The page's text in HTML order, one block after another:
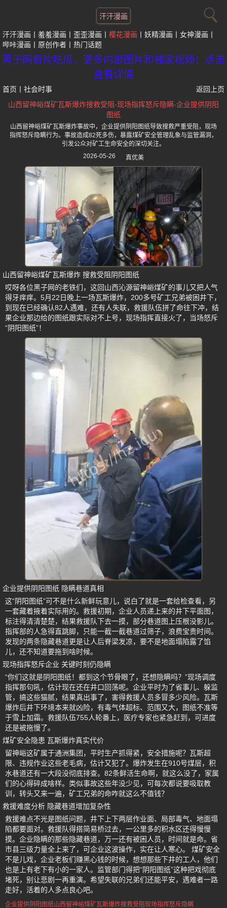
汗汗漫画
汗汗漫画 羞羞漫画 歪歪漫画 樱花漫画 妖精漫画
女神漫画
哔咔漫画
原创作者 热门话题
黑子网看片吃瓜，更多内部图片和独家视频：点击
查看详情
首页 社会时事
返回上页
山西留神峪煤矿瓦斯爆炸搜救受阻-现场指挥怒斥隐瞒-企业提供阴阳
图纸
山西留神峪煤矿瓦斯爆炸事故中，企业提供阴阳图纸导致搜救严重受阻，现场
指挥怒斥隐瞒行为。事故造成82死多伤，暴露煤矿安全管理乱象与监管漏洞，
引发公众对矿工生命安全的深切关注。
2026-05-26
真优美
山西留神峪煤矿瓦斯爆炸 搜救受阻阴阳图纸
哎呀各位黑子网的老铁们，这回山西沁源留神峪煤矿的事儿又把人气
得牙痒痒。5月22日晚上一场瓦斯爆炸，200多号矿工兄弟被困井下，
到现在已经确认82人遇难，还有人失联，救援队伍拼了命往下冲，结
果企业那边给的图纸跟实际对不上号，现场指挥直接火了，当场怒斥
“阴阳图纸”！
企业提供阴阳图纸 隐瞒巷道真相
这“阴阳图纸”可不是什么新鲜玩意儿，说白了就是一套给检查看，另
一套藏着掖着实际用的。救援初期，企业人员递上来的井下平面图，
标注得清清楚楚，结果救援队下去一摸，部分巷道图上压根没影儿。
指挥部的人急得直跳脚，只能一截一截巷道过筛子，浪费宝贵时间。
发现的两条隐藏巷道更是让人后脊梁发凉，要不是地面塌陷露了馅
儿，还不知道要拖到啥时候。
现场指挥怒斥企业 关键时刻仍隐瞒
“你们这就是阴阳图纸！都到这个节骨眼了，还想隐瞒吗？”现场调度
指挥那句吼，估计现在还在井口回荡呢。企业平时为了省事儿、躲监
管，搞这些猫腻，结果真出事了，害得救援人员多冒多少风险。瓦斯
爆炸后井下环境本来就凶险，有毒气体超标、范围又大，图纸不准等
于雪上加霜。救援队伍755人轮番上，医疗专家也紧急赶到，可进度
还是被拖慢了。
煤矿安全隐患 瓦斯爆炸真实代价
留神峪这矿属于通洲集团，平时生产抓得紧，安全措施呢？瓦斯超
限、违规作业这些老毛病，估计又犯了。爆炸发生在910号煤层，积
水巷道还有一大段没彻底排查。82条鲜活生命啊，就这么没了，家属
们的心得碎成啥样。类似事故这些年没少见，可每次都说要吸取教
训，转头又来一遍，矿工兄弟的命咋就这么不值钱？
救援难度分析 隐藏巷道增加复杂性
救援难点不光是图纸问题，井下上下两层作业面、局部毒气、地面塌
陷都要面对。救援队得搭简易桥过去，一公里多的积水区还得慢慢
摸。企业隐瞒的那些隐藏巷道，万一还有被困人员，时间就是命。省
市县三级力量全上来了，可企业这波操作，实在让人寒心。 煤矿安全
不是儿戏，企业老板们赚黑心钱的时候，想想那些下井的工人，他们
也是上有老下有小的一家人。监管部门得把“阴阳图纸”这种把戏彻底
堵死，别让悲剧一再重演。希望失联的兄弟们还能平安，遇难者一路
走好，活着的人多点良心吧。
企业提供阴阳图纸山西留神峪煤矿瓦斯爆炸搜救受阻现场指挥怒斥隐瞒